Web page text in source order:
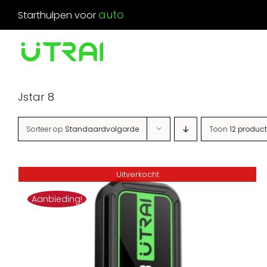
naar
inhoud
Starthulpen voor
Jstar 8
Sorteer op Standaardvolgorde Toon 12
Uitverkocht
Aanbieding!